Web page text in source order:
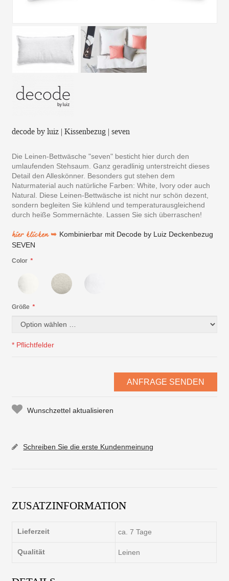
decode by luiz | Kissenbezug | seven
Die Leinen-Bettwäsche "seven" besticht hier durch den
umlaufenden Stehsaum. Ganz geradlinig unterstreicht dieses
Detail den Alleskönner. Besonders gut stehen dem
Naturmaterial auch natürliche Farben: White, Ivory oder auch
Natural. Diese Leinen-Bettwäsche ist nicht nur schön dezent,
sondern begleiten Sie kühlend und temperaturausgleichend
durch heiße Sommernächte. Lassen Sie sich überraschen!
hier klicken ➥ Kombinierbar mit Decode by Luiz Deckenbezug
SEVEN
*
Color
*
Größe
* Pflichtfelder
ANFRAGE SENDEN
Wunschzettel aktualisieren
Schreiben Sie die erste Kundenmeinung
ZUSATZINFORMATION
Lieferzeit ca. 7 Tage
Qualität Leinen